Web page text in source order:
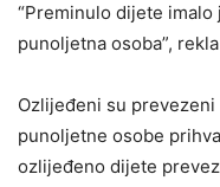
“Preminulo dijete
punoljetna osoba”,
Ozlijeđeni su
punoljetne osobe
ozlijeđeno dijete